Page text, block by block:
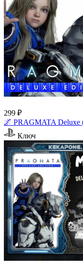
299 ₽
🌌 PRAGMATA Deluxe
Ключ